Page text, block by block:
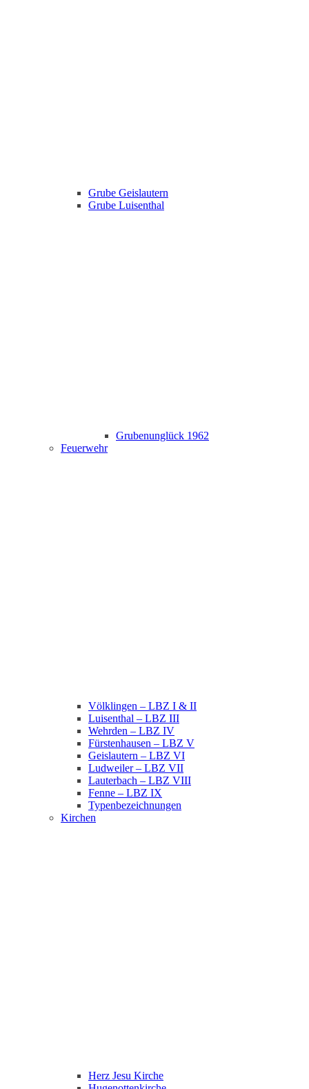
Grube Geislautern
Grube Luisenthal
Grubenunglück 1962
Feuerwehr
Völklingen – LBZ I & II
Luisenthal – LBZ III
Wehrden – LBZ IV
Fürstenhausen – LBZ V
Geislautern – LBZ VI
Ludweiler – LBZ VII
Lauterbach – LBZ VIII
Fenne – LBZ IX
Typenbezeichnungen
Kirchen
Herz Jesu Kirche